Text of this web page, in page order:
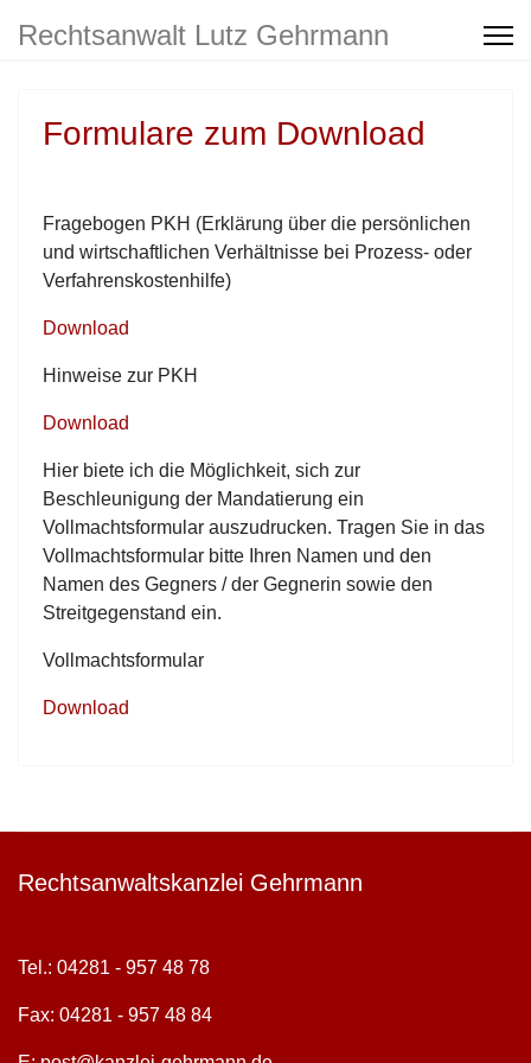
Rechtsanwalt Lutz Gehrmann
Impressum
Formulare zum Download
Fragebogen PKH (Erklärung über die persönlichen
und wirtschaftlichen Verhältnisse bei Prozess- oder
Verfahrenskostenhilfe)
Download
Hinweise zur PKH
Download
Hier biete ich die Möglichkeit, sich zur
Beschleunigung der Mandatierung ein
Vollmachtsformular auszudrucken. Tragen Sie in das
Vollmachtsformular bitte Ihren Namen und den
Namen des Gegners / der Gegnerin sowie den
Streitgegenstand ein.
Vollmachtsformular
Download
Rechtsanwaltskanzlei Gehrmann
Tel.: 04281 - 957 48 78
Fax: 04281 - 957 48 84